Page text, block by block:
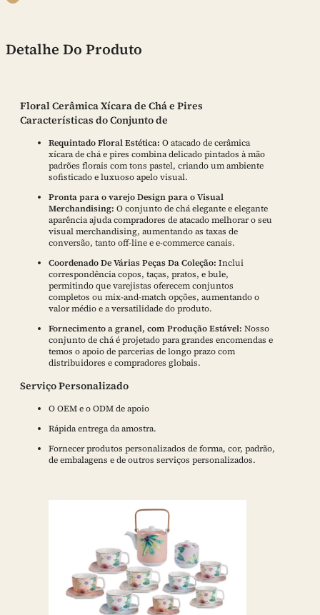
Detalhe Do Produto
Floral Cerâmica Xícara de Chá e Pires
Características do Conjunto de
Requintado Floral Estética: O atacado de cerâmica
xícara de chá e pires combina delicado pintados à mão
padrões florais com tons pastel, criando um ambiente
sofisticado e luxuoso apelo visual.
Pronta para o varejo Design para o Visual
Merchandising: O conjunto de chá elegante e elegante
aparência ajuda compradores de atacado melhorar o seu
visual merchandising, aumentando as taxas de
conversão, tanto off-line e e-commerce canais.
Coordenado De Várias Peças Da Coleção: Inclui
correspondência copos, taças, pratos, e bule,
permitindo que varejistas oferecem conjuntos
completos ou mix-and-match opções, aumentando o
valor médio e a versatilidade do produto.
Fornecimento a granel, com Produção Estável: Nosso
conjunto de chá é projetado para grandes encomendas e
temos o apoio de parcerias de longo prazo com
distribuidores e compradores globais.
Serviço Personalizado
O OEM e o ODM de apoio
Rápida entrega da amostra.
Fornecer produtos personalizados de forma, cor, padrão,
de embalagens e de outros serviços personalizados.